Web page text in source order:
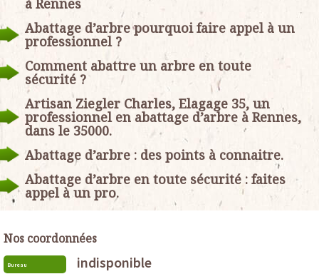
à Rennes
Abattage d’arbre pourquoi faire appel à un
professionnel ?
Comment abattre un arbre en toute
sécurité ?
Artisan Ziegler Charles, Elagage 35, un
professionnel en abattage d’arbre à Rennes,
dans le 35000.
Abattage d’arbre : des points à connaitre.
Abattage d’arbre en toute sécurité : faites
appel à un pro.
Nos coordonnées
Bureau indisponible